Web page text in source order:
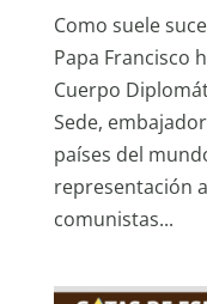
Como suele
Papa Francisco
Cuerpo
Sede,
países del
representación
comunistas...